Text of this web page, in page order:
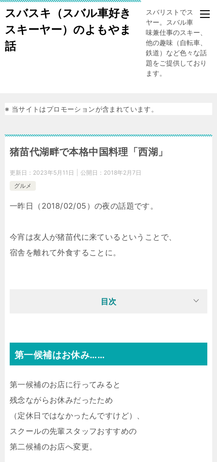
スバスキ（スバル車好き
スキーヤー）のよもやま
話
スバリストでスキー
ヤー。スバル車、趣
味兼仕事のスキー、
他の趣味（自転車、
鉄道）など色々な話
題をご提供しており
ます。
※ 当サイトはプロモーションが含まれています。
猪苗代湖畔で本格中国料理「西湖」
更新日： 2023年5月11日 公開日： 2018年2月7日
グルメ
一昨日（2018/02/05）の夜の話題です。
今宵は友人が猪苗代に来ているということで、
宿舎を離れて外食することに。
目次
第一候補はお休み……
第一候補のお店に行ってみると
残念ながらお休みだったため
（定休日ではなかったんですけど）、
スクールの先輩スタッフおすすめの
第二候補のお店へ変更。